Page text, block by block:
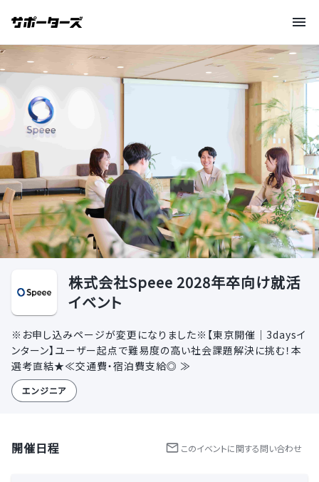
株式会社Speee 2028年卒向け就活
イベント
※お申し込みページが変更になりました※【東京開催｜3daysイ
ンターン】ユーザー起点で難易度の高い社会課題解決に挑む！本
選考直結★≪交通費・宿泊費支給◎ ≫
エンジニア
開催日程 このイベントに関する問い合わせ